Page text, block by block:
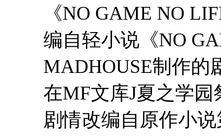
《NO GAME NO
编自轻小说《NO
MADHOUSE制作的
在MF文库J夏之学
剧情改编自原作小